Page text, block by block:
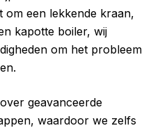
om een lekkende kraan,
kapotte boiler, wij
om het probleem
geavanceerde
waardoor we zelfs